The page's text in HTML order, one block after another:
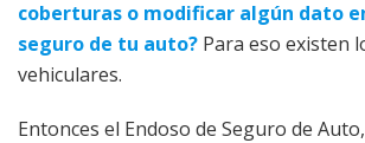
coberturas o modificar algún dato
seguro de tu auto? Para eso existen
vehiculares.
Entonces el Endoso de Seguro de